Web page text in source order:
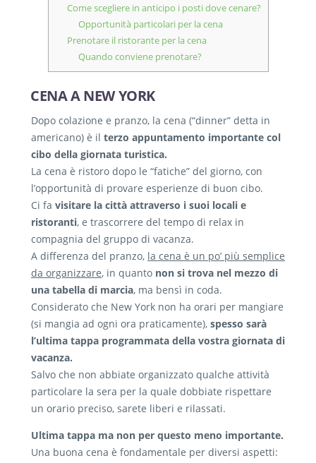
Come scegliere in anticipo i posti dove cenare?
Opportunità particolari per la cena
Prenotare il ristorante per la cena
Quando conviene prenotare?
CENA A NEW YORK
Dopo colazione e pranzo, la cena (“dinner” detta in
americano) è il terzo appuntamento importante col
cibo della giornata turistica.
La cena è ristoro dopo le “fatiche” del giorno, con
l’opportunità di provare esperienze di buon cibo.
Ci fa visitare la città attraverso i suoi locali e
ristoranti, e trascorrere del tempo di relax in
compagnia del gruppo di vacanza.
A differenza del pranzo, la cena è un po’ più semplice
da organizzare, in quanto non si trova nel mezzo di
una tabella di marcia, ma bensì in coda.
Considerato che New York non ha orari per mangiare
(si mangia ad ogni ora praticamente), spesso sarà
l’ultima tappa programmata della vostra giornata di
vacanza.
Salvo che non abbiate organizzato qualche attività
particolare la sera per la quale dobbiate rispettare
un orario preciso, sarete liberi e rilassati.
Ultima tappa ma non per questo meno importante.
Una buona cena è fondamentale per diversi aspetti: